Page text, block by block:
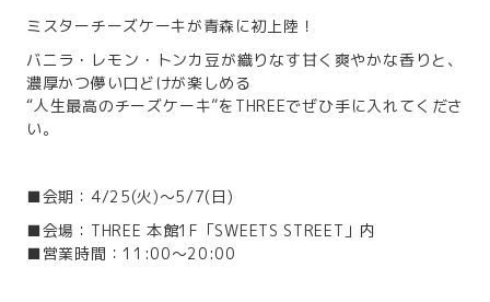
ミスターチーズケーキが青森に初上陸！
バニラ・レモン・トンカ豆が織りなす甘く爽やかな香りと、
濃厚かつ儚い口どけが楽しめる
“人生最高のチーズケーキ”をTHREEでぜひ手に入れてくださ
い。
■会期：4/25(火)～5/7(日)
■会場：THREE 本館1F「SWEETS STREET」内
■営業時間：11:00〜20:00